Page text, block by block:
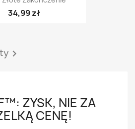
34,99 zł

ZYSK, NIE ZA
CENĘ!